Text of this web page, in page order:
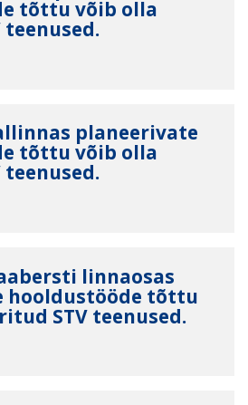
tõttu võib olla
planeerivate
tõttu võib olla
linnaosas
hooldustööde tõttu
STV teenused.